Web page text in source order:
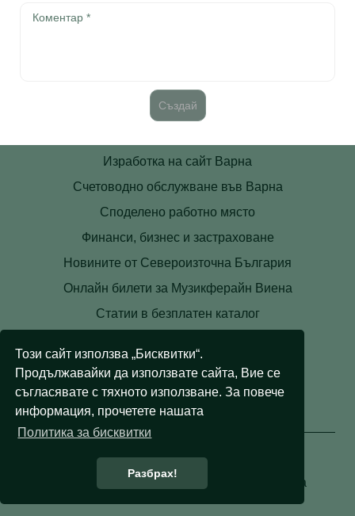
Този сайт използва „Бисквитки“.
Продължавайки да използвате сайта, Вие се
съгласявате с тяхното използване. За повече
информация, прочетете нашата
Политика за бисквитки
Разбрах!
Изработка на сайт Варна
Счетоводно обслужване във Варна
Споделено работно място
Финанси, бизнес и застраховане
Новините от Североизточна България
Онлайн билети за Музикферайн Виена
Статии в безплатен каталог
Лични данни
Бисквитки
© 2008 - 2026 Правни съвети. Всички права